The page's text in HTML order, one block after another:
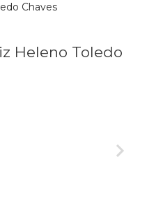
Chaves
Heleno Toledo